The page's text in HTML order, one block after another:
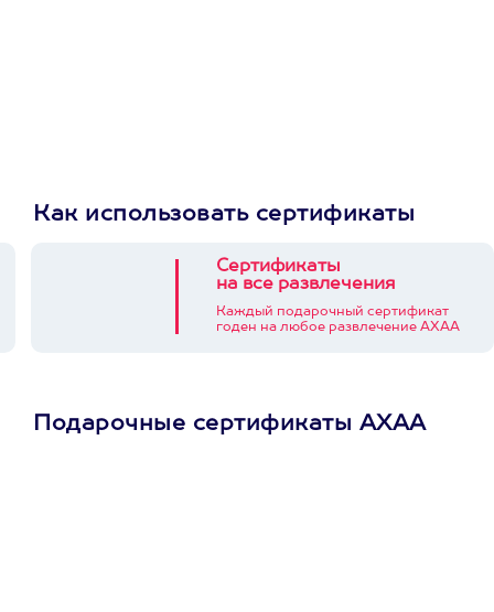
Как использовать сертификаты
Сертификаты
на все развлечения
Каждый подарочный сертификат
годен на любое развлечение АХАА
Подарочные сертификаты АХАА